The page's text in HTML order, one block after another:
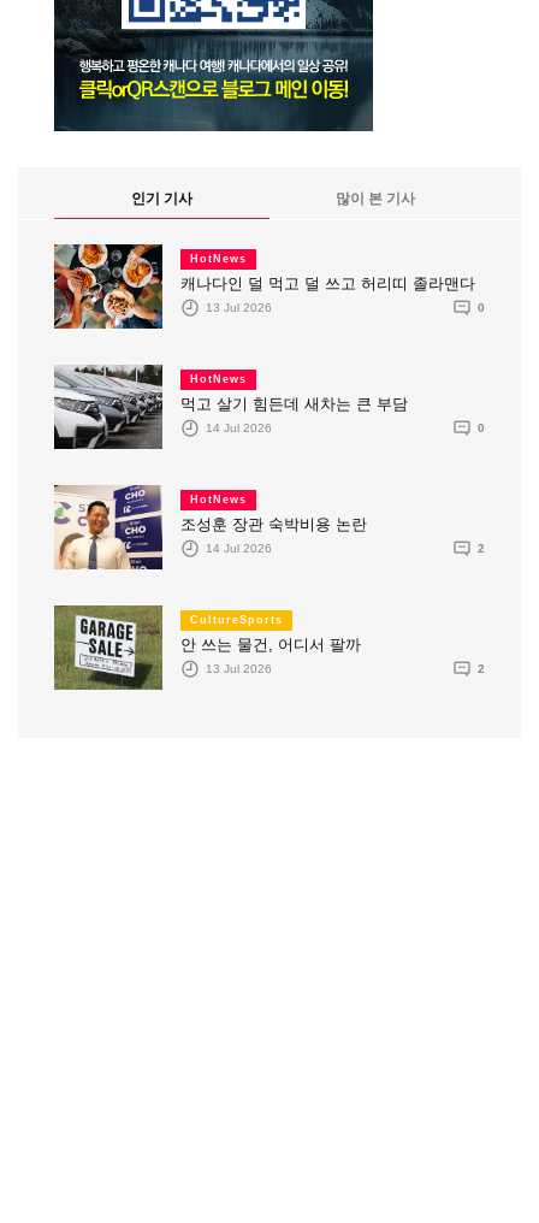
인기 기사 많이 본 기사
HotNews
캐나다인 덜 먹고 덜 쓰고 허리띠 졸라맨다
13 Jul 2026 0
HotNews
먹고 살기 힘든데 새차는 큰 부담
14 Jul 2026 0
HotNews
조성훈 장관 숙박비용 논란
14 Jul 2026 2
CultureSports
안 쓰는 물건, 어디서 팔까
13 Jul 2026 2